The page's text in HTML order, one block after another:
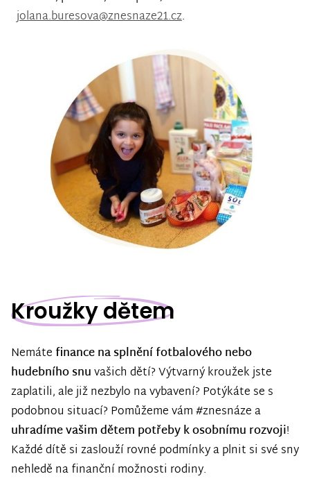
jolana.buresova@znesnaze21.cz.
Kroužky dětem
Nemátefinance na splnění fotbalového nebo
hudebního snuvašich dětí? Výtvarný kroužek jste
zaplatili, ale již nezbylo na vybavení? Potýkáte se s
podobnou situací? Pomůžeme vám #znesnáze a
uhradíme vašim dětem potřeby k osobnímu rozvoji!
Každé dítě si zaslouží rovné podmínky a plnit si své sny
nehledě na finanční možnosti rodiny.